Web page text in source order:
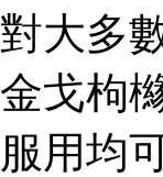
對大多
金戈枸
服用均